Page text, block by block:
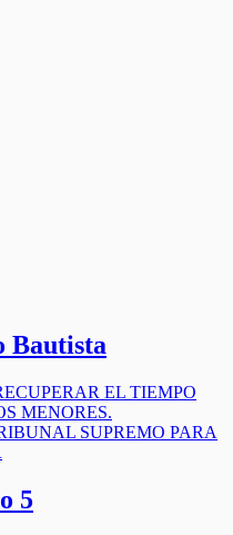
Bautista
EL TIEMPO
MENORES.
SUPREMO PARA
5